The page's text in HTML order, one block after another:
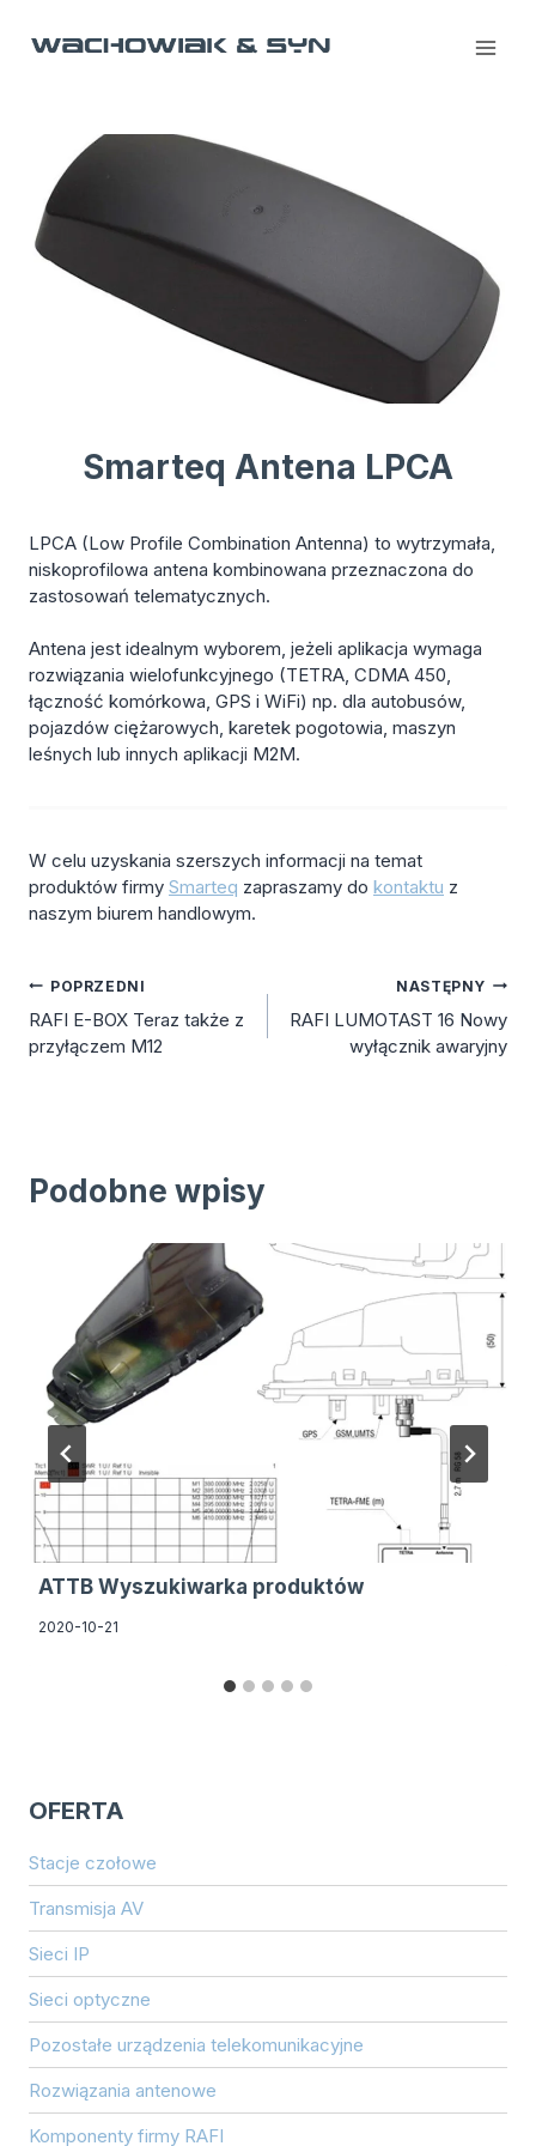
Smarteq Antena LPCA
LPCA (Low Profile Combination Antenna) to wytrzymała,
niskoprofilowa antena kombinowana przeznaczona do
zastosowań telematycznych.
Antena jest idealnym wyborem, jeżeli aplikacja wymaga
rozwiązania wielofunkcyjnego (TETRA, CDMA 450,
łączność komórkowa, GPS i WiFi) np. dla autobusów,
pojazdów ciężarowych, karetek pogotowia, maszyn
leśnych lub innych aplikacji M2M.
W celu uzyskania szerszych informacji na temat
produktów firmy Smarteq zapraszamy do kontaktu z
naszym biurem handlowym.
Nawigacja
wpisu
POPRZEDNI
RAFI E-BOX Teraz także z
przyłączem M12
NASTĘPNY
RAFI LUMOTAST 16 Nowy
wyłącznik awaryjny
Podobne wpisy
ATTB Wyszukiwarka produktów
2020-10-21
OFERTA
Stacje czołowe
Transmisja AV
Sieci IP
Sieci optyczne
Pozostałe urządzenia telekomunikacyjne
Rozwiązania antenowe
Komponenty firmy RAFI